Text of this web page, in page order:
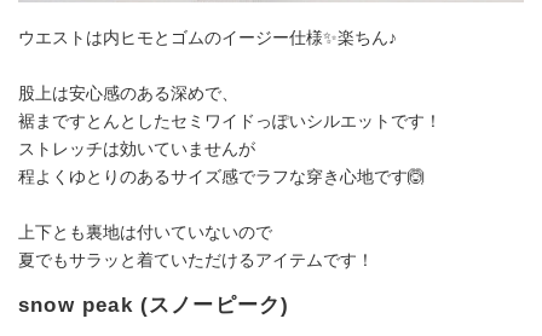
ウエストは内ヒモとゴムのイージー仕様✨楽ちん♪
股上は安心感のある深めで、
裾まですとんとしたセミワイドっぽいシルエットです！
ストレッチは効いていませんが
程よくゆとりのあるサイズ感でラフな穿き心地です🙆
上下とも裏地は付いていないので
夏でもサラッと着ていただけるアイテムです！
snow peak (スノーピーク)